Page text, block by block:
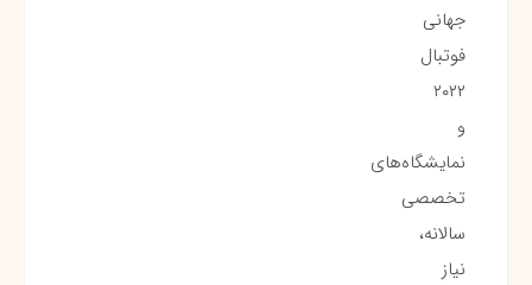
جهانی
فوتبال
۲۰۲۲
و
نمایشگاه‌های
تخصصی
سالانه،
نیاز